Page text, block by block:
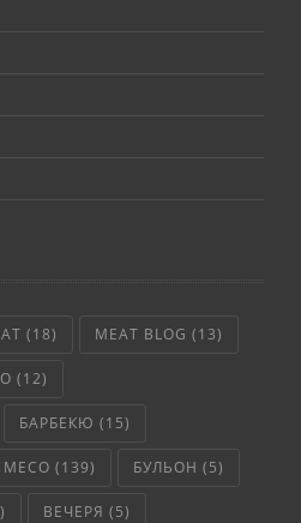
(18) MEAT BLOG (13)
(12)
БАРБЕКЮ (15)
МЕСО (139) БУЛЬОН (5)
ВЕЧЕРЯ (5)